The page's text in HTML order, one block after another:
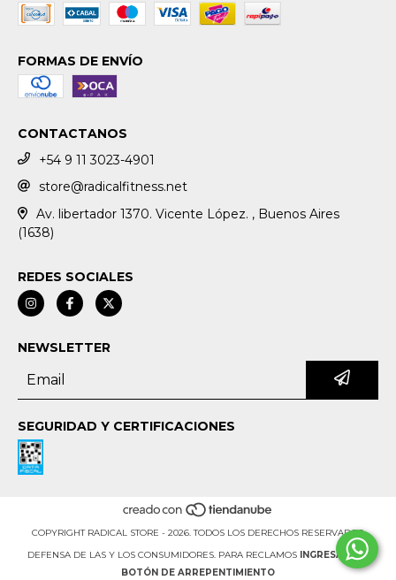
FORMAS DE ENVÍO
CONTACTANOS
+54 9 11 3023-4901
store@radicalfitness.net
Av. libertador 1370. Vicente López. , Buenos Aires
(1638)
REDES SOCIALES
NEWSLETTER
SEGURIDAD Y CERTIFICACIONES
COPYRIGHT RADICAL STORE - 2026. TODOS LOS DERECHOS RESERVADOS.
DEFENSA DE LAS Y LOS CONSUMIDORES. PARA RECLAMOS
INGRESÁ ACÁ.
BOTÓN DE ARREPENTIMIENTO